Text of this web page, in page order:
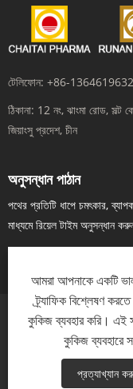
টেলিফোন: +86-
ঠিকানা: 12 নং, ঝাংমা রোড, সল্ট
জিয়াংসু প্রদেশ, চীন
অনুসন্ধান পাঠান
পথের প্রতিটি ধাপে চমৎকার,
মাধ্যমে রিয়েল টাইম অনুসন্ধান
কপিরাইট © 2024 জিয়াংসু
আমরা আপনাকে একটি
ট্র্যাফিক বিশ্লেষণ
কুকিজ ব্যবহার করি। এই
কুকিজ ব্যবহারে
প্রত্যাখ্যান